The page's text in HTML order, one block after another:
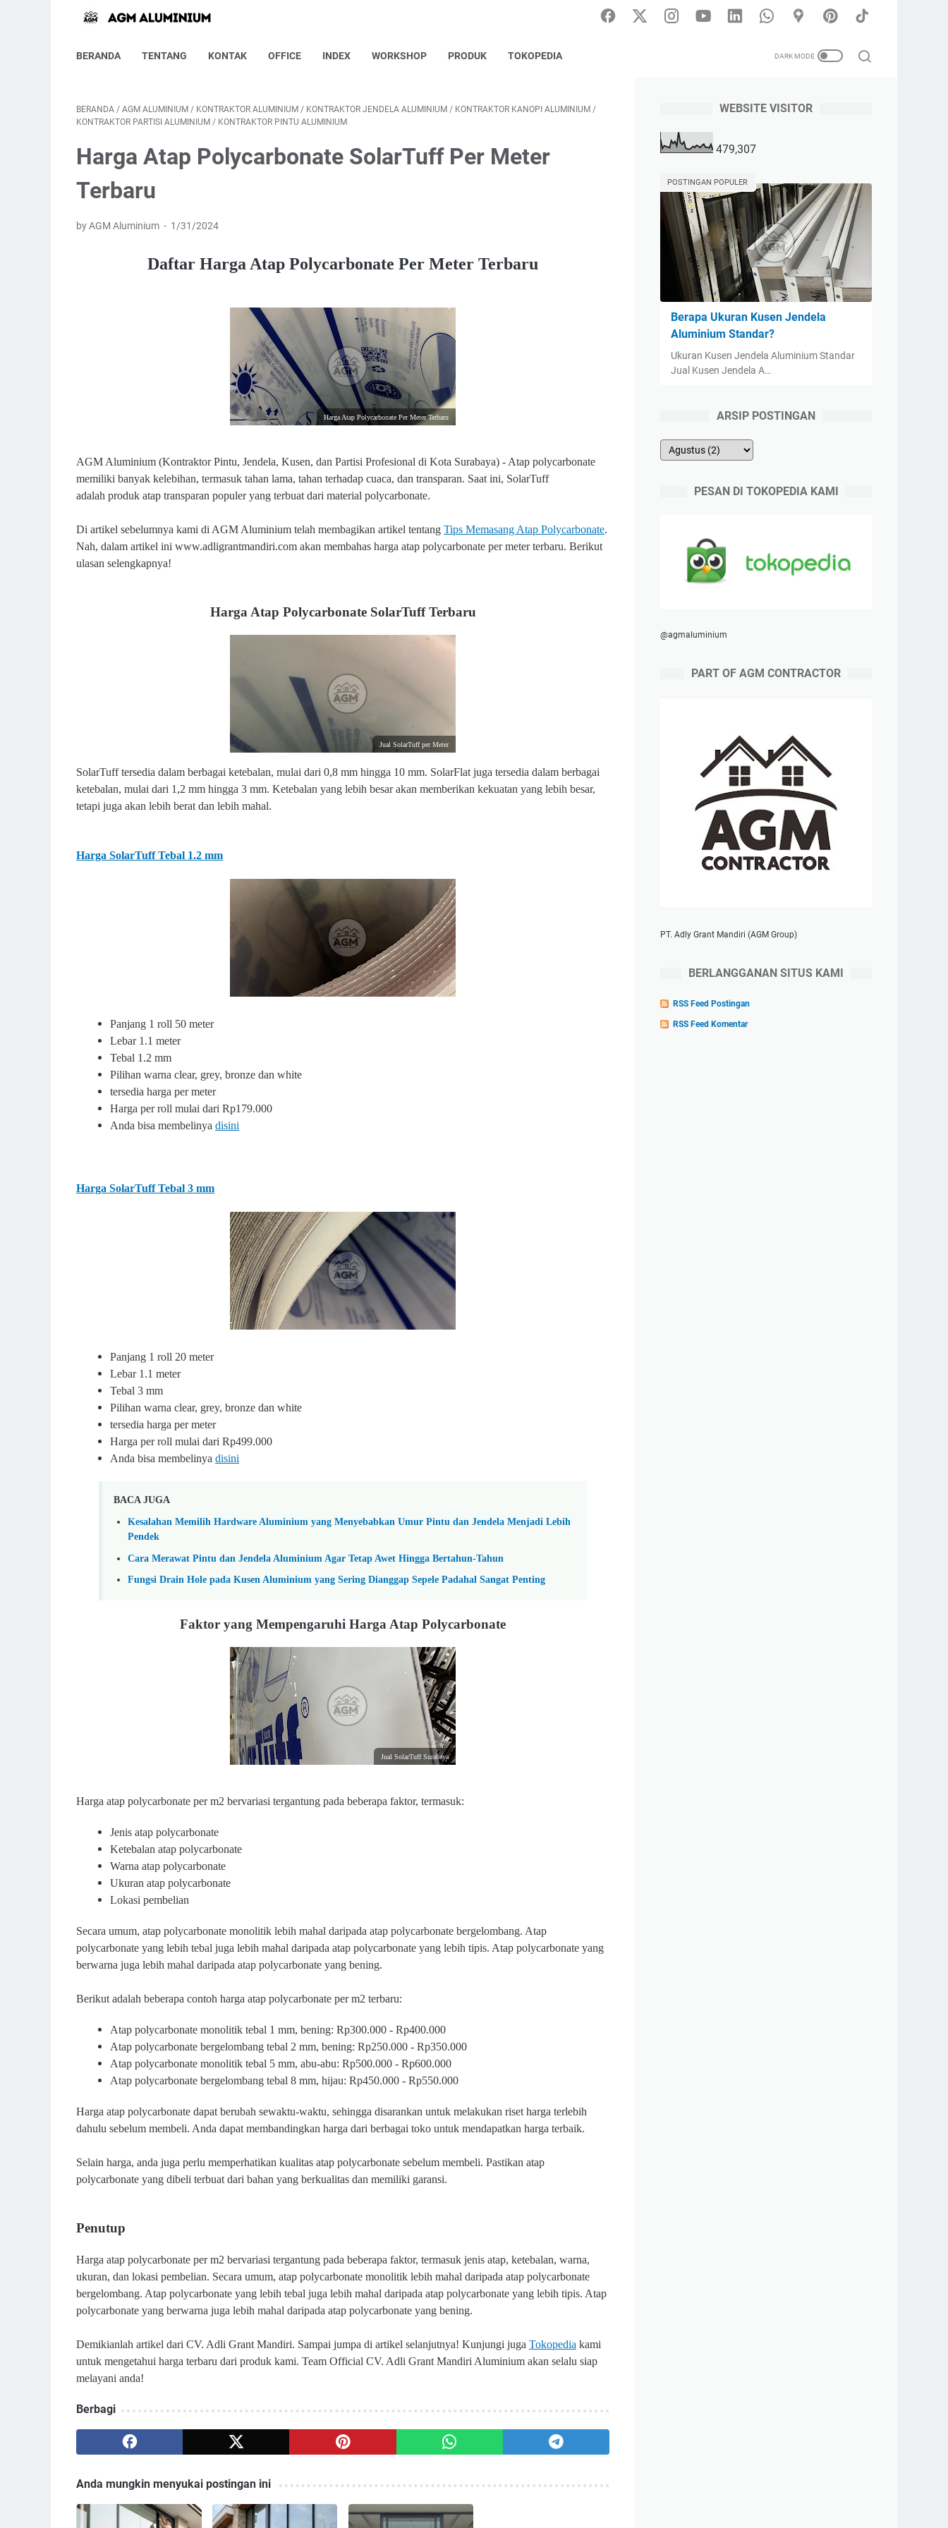
BERANDA TENTANG KONTAK OFFICE INDEX WORKSHOP PRODUK TOKOPEDIA
BERANDA / AGM ALUMINIUM / KONTRAKTOR ALUMINIUM / KONTRAKTOR JENDELA ALUMINIUM / KONTRAKTOR KANOPI ALUMINIUM /
KONTRAKTOR PARTISI ALUMINIUM / KONTRAKTOR PINTU ALUMINIUM
Harga Atap Polycarbonate SolarTuff Per Meter
Terbaru
by AGM Aluminium 1/31/2024
Daftar Harga Atap Polycarbonate Per Meter Terbaru
Harga Atap Polycarbonate Per Meter Terbaru
AGM Aluminium (Kontraktor Pintu, Jendela, Kusen, dan Partisi Profesional di Kota Surabaya) - Atap polycarbonate
memiliki banyak kelebihan, termasuk tahan lama, tahan terhadap cuaca, dan transparan. Saat ini, SolarTuff
adalah produk atap transparan populer yang terbuat dari material polycarbonate.
Di artikel sebelumnya kami di AGM Aluminium telah membagikan artikel tentang Tips Memasang Atap Polycarbonate.
Nah, dalam artikel ini www.adligrantmandiri.com akan membahas harga atap polycarbonate per meter terbaru. Berikut
ulasan selengkapnya!
Harga Atap Polycarbonate SolarTuff Terbaru
Jual SolarTuff per Meter
SolarTuff tersedia dalam berbagai ketebalan, mulai dari 0,8 mm hingga 10 mm. SolarFlat juga tersedia dalam berbagai
ketebalan, mulai dari 1,2 mm hingga 3 mm. Ketebalan yang lebih besar akan memberikan kekuatan yang lebih besar,
tetapi juga akan lebih berat dan lebih mahal.
Harga SolarTuff Tebal 1.2 mm
Panjang 1 roll 50 meter
Lebar 1.1 meter
Tebal 1.2 mm
Pilihan warna clear, grey, bronze dan white
tersedia harga per meter
Harga per roll mulai dari Rp179.000
Anda bisa membelinya disini
Harga SolarTuff Tebal 3 mm
Panjang 1 roll 20 meter
Lebar 1.1 meter
Tebal 3 mm
Pilihan warna clear, grey, bronze dan white
tersedia harga per meter
Harga per roll mulai dari Rp499.000
Anda bisa membelinya disini
BACA JUGA
Kesalahan Memilih Hardware Aluminium yang Menyebabkan Umur Pintu dan Jendela Menjadi Lebih
Pendek
Cara Merawat Pintu dan Jendela Aluminium Agar Tetap Awet Hingga Bertahun-Tahun
Fungsi Drain Hole pada Kusen Aluminium yang Sering Dianggap Sepele Padahal Sangat Penting
Faktor yang Mempengaruhi Harga Atap Polycarbonate
Jual SolarTuff Surabaya
Harga atap polycarbonate per m2 bervariasi tergantung pada beberapa faktor, termasuk:
Jenis atap polycarbonate
Ketebalan atap polycarbonate
Warna atap polycarbonate
Ukuran atap polycarbonate
Lokasi pembelian
Secara umum, atap polycarbonate monolitik lebih mahal daripada atap polycarbonate bergelombang. Atap
polycarbonate yang lebih tebal juga lebih mahal daripada atap polycarbonate yang lebih tipis. Atap polycarbonate yang
berwarna juga lebih mahal daripada atap polycarbonate yang bening.
Berikut adalah beberapa contoh harga atap polycarbonate per m2 terbaru:
Atap polycarbonate monolitik tebal 1 mm, bening: Rp300.000 - Rp400.000
Atap polycarbonate bergelombang tebal 2 mm, bening: Rp250.000 - Rp350.000
Atap polycarbonate monolitik tebal 5 mm, abu-abu: Rp500.000 - Rp600.000
Atap polycarbonate bergelombang tebal 8 mm, hijau: Rp450.000 - Rp550.000
Harga atap polycarbonate dapat berubah sewaktu-waktu, sehingga disarankan untuk melakukan riset harga terlebih
dahulu sebelum membeli. Anda dapat membandingkan harga dari berbagai toko untuk mendapatkan harga terbaik.
Selain harga, anda juga perlu memperhatikan kualitas atap polycarbonate sebelum membeli. Pastikan atap
polycarbonate yang dibeli terbuat dari bahan yang berkualitas dan memiliki garansi.
Penutup
Harga atap polycarbonate per m2 bervariasi tergantung pada beberapa faktor, termasuk jenis atap, ketebalan, warna,
ukuran, dan lokasi pembelian. Secara umum, atap polycarbonate monolitik lebih mahal daripada atap polycarbonate
bergelombang. Atap polycarbonate yang lebih tebal juga lebih mahal daripada atap polycarbonate yang lebih tipis. Atap
polycarbonate yang berwarna juga lebih mahal daripada atap polycarbonate yang bening.
Demikianlah artikel dari CV. Adli Grant Mandiri. Sampai jumpa di artikel selanjutnya! Kunjungi juga Tokopedia kami
untuk mengetahui harga terbaru dari produk kami. Team Official CV. Adli Grant Mandiri Aluminium akan selalu siap
melayani anda!
Berbagi
Anda mungkin menyukai postingan ini
WEBSITE VISITOR
479,307
POSTINGAN POPULER
Berapa Ukuran Kusen Jendela
Aluminium Standar?
Ukuran Kusen Jendela Aluminium Standar
Jual Kusen Jendela A…
ARSIP POSTINGAN
PESAN DI TOKOPEDIA KAMI
@agmaluminium
PART OF AGM CONTRACTOR
PT. Adly Grant Mandiri (AGM Group)
BERLANGGANAN SITUS KAMI
RSS Feed Postingan
RSS Feed Komentar